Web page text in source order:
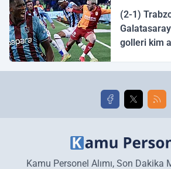
(2-1)
golleri kim
golleri!
Kamu Personel Alımı, Son Dakika